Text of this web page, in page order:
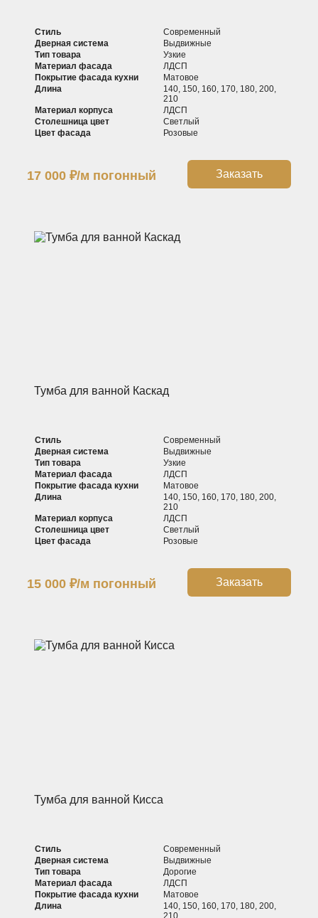
Стиль
Современный
Дверная система
Выдвижные
Тип товара
Узкие
Материал фасада
ЛДСП
Покрытие фасада кухни
Матовое
Длина
140, 150, 160, 170, 180, 200,
210
Материал корпуса
ЛДСП
Столешница цвет
Светлый
Цвет фасада
Розовые
17 000₽/м погонный Заказать
Тумба для ванной Каскад
Стиль
Современный
Дверная система
Выдвижные
Тип товара
Узкие
Материал фасада
ЛДСП
Покрытие фасада кухни
Матовое
Длина
140, 150, 160, 170, 180, 200,
210
Материал корпуса
ЛДСП
Столешница цвет
Светлый
Цвет фасада
Розовые
15 000₽/м погонный Заказать
Тумба для ванной Кисса
Стиль
Современный
Дверная система
Выдвижные
Тип товара
Дорогие
Материал фасада
ЛДСП
Покрытие фасада кухни
Матовое
Длина
140, 150, 160, 170, 180, 200,
210